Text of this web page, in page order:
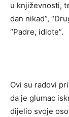
u književnosti,
dan nikad”,
“Padre, idiote”.
Ovi su radovi
da je glumac
dijelio svoje